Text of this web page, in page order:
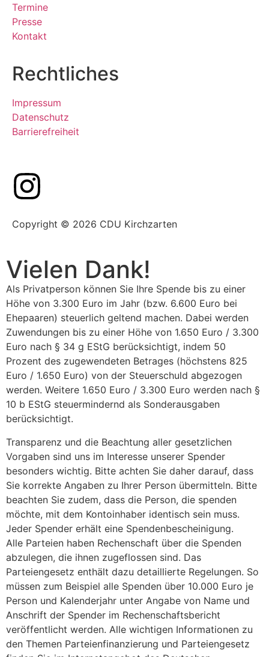
Termine
Presse
Kontakt
Rechtliches
Impressum
Datenschutz
Barrierefreiheit
Copyright © 2026 CDU Kirchzarten
Vielen Dank!
Als Privatperson können Sie Ihre Spende bis zu einer
Höhe von 3.300 Euro im Jahr (bzw. 6.600 Euro bei
Ehepaaren) steuerlich geltend machen. Dabei werden
Zuwendungen bis zu einer Höhe von 1.650 Euro / 3.300
Euro nach § 34 g EStG berücksichtigt, indem 50
Prozent des zugewendeten Betrages (höchstens 825
Euro / 1.650 Euro) von der Steuerschuld abgezogen
werden. Weitere 1.650 Euro / 3.300 Euro werden nach §
10 b EStG steuermindernd als Sonderausgaben
berücksichtigt.
Transparenz und die Beachtung aller gesetzlichen
Vorgaben sind uns im Interesse unserer Spender
besonders wichtig. Bitte achten Sie daher darauf, dass
Sie korrekte Angaben zu Ihrer Person übermitteln. Bitte
beachten Sie zudem, dass die Person, die spenden
möchte, mit dem Kontoinhaber identisch sein muss.
Jeder Spender erhält eine Spendenbescheinigung.
Alle Parteien haben Rechenschaft über die Spenden
abzulegen, die ihnen zugeflossen sind. Das
Parteiengesetz enthält dazu detaillierte Regelungen. So
müssen zum Beispiel alle Spenden über 10.000 Euro je
Person und Kalenderjahr unter Angabe von Name und
Anschrift der Spender im Rechenschaftsbericht
veröffentlicht werden. Alle wichtigen Informationen zu
den Themen Parteienfinanzierung und Parteiengesetz